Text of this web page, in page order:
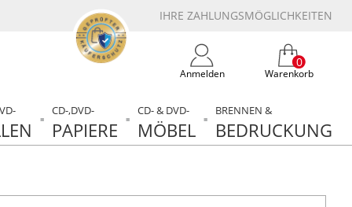
IHRE ZAHLUNGSMÖGLICHKEITEN
0
Warenkorb
Anmelden
CD-,DVD-
PAPIERE
CD- & DVD-
MÖBEL
BRENNEN &
BEDRUCKUNG